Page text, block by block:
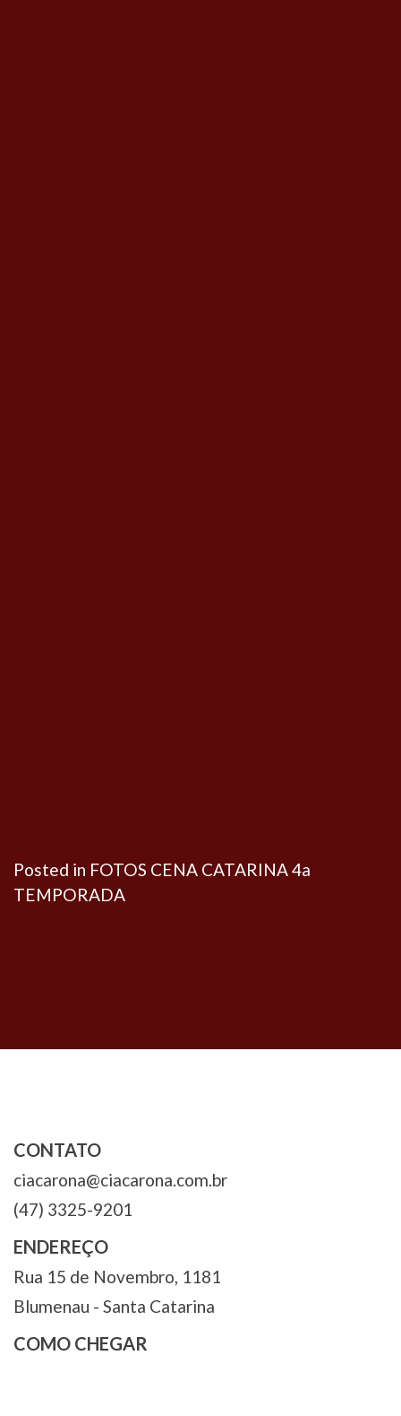
Posted in FOTOS CENA CATARINA 4a
TEMPORADA
CONTATO
ciacarona@ciacarona.com.br
(47) 3325-9201
ENDEREÇO
Rua 15 de Novembro, 1181
Blumenau - Santa Catarina
COMO CHEGAR